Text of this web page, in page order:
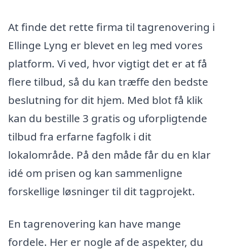
At finde det rette firma til tagrenovering i
Ellinge Lyng er blevet en leg med vores
platform. Vi ved, hvor vigtigt det er at få
flere tilbud, så du kan træffe den bedste
beslutning for dit hjem. Med blot få klik
kan du bestille 3 gratis og uforpligtende
tilbud fra erfarne fagfolk i dit
lokalområde. På den måde får du en klar
idé om prisen og kan sammenligne
forskellige løsninger til dit tagprojekt.
En tagrenovering kan have mange
fordele. Her er nogle af de aspekter, du